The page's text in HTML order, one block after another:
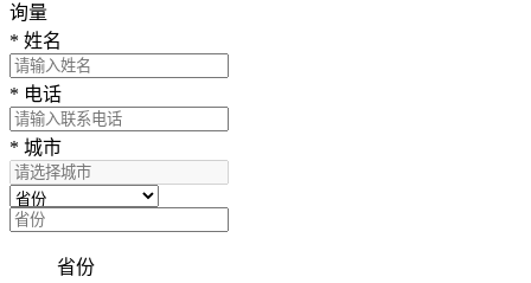
询量
* 姓名
* 电话
* 城市
省份